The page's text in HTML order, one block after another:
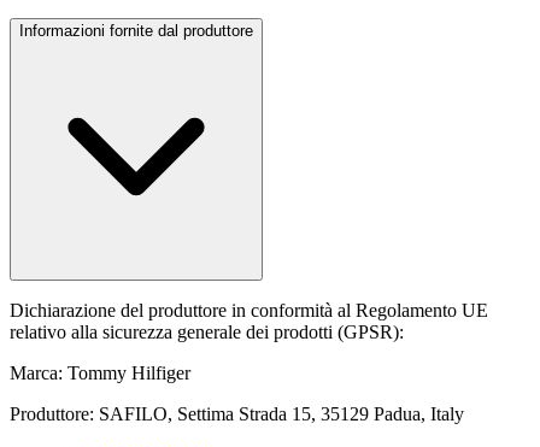
Informazioni fornite dal produttore
Dichiarazione del produttore in conformità al Regolamento UE
relativo alla sicurezza generale dei prodotti (GPSR):
Marca: Tommy Hilfiger
Produttore: SAFILO, Settima Strada 15, 35129 Padua, Italy